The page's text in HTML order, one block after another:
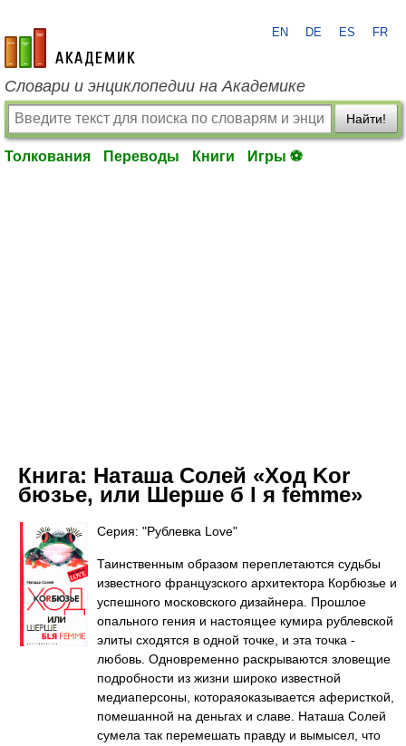
academic.ru
EN DE ES FR
Словари и энциклопедии на Академике
Найти!
Толкования Переводы Книги Игры ⚽
Книга: Наташа Солей «Ход Kor
бюзье, или Шерше б l я femme»
Серия: "Рублевка Love"
Таинственным образом переплетаются судьбы
известного французского архитектора Корбюзье и
успешного московского дизайнера. Прошлое
опального гения и настоящее кумира рублевской
элиты сходятся в одной точке, и эта точка -
любовь. Одновременно раскрываются зловещие
подробности из жизни широко известной
медиаперсоны, котораяоказывается аферисткой,
помешанной на деньгах и славе. Наташа Солей
сумела так перемешать правду и вымысел, что